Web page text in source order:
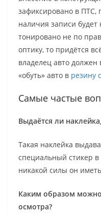
зафиксировано в ПТС,
наличия записи
тонировано не по
оптику, то придётся
владелец авто должен
«обуть» авто в резину
Самые частые
Выдаётся ли
Такая наклейка
специальный стикер
никакой силы он
Каким образом
осмотра?